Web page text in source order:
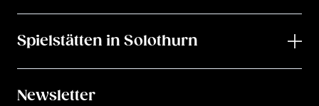
Spielstätten in Solothurn
Newsletter